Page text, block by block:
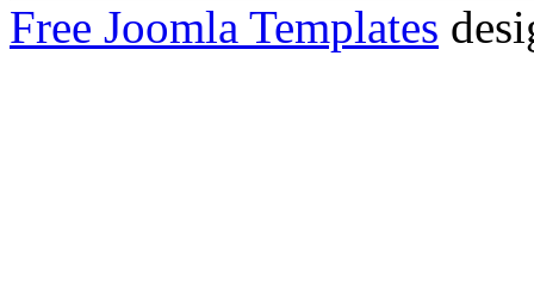
Free Joomla Templates